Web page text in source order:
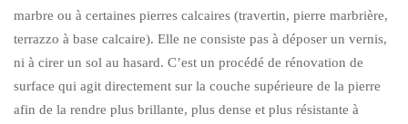
marbre ou à certaines pierres calcaires (travertin, pierre marbrière,
terrazzo à base calcaire). Elle ne consiste pas à déposer un vernis,
ni à cirer un sol au hasard. C’est un procédé de rénovation de
surface qui agit directement sur la couche supérieure de la pierre
afin de la rendre plus brillante, plus dense et plus résistante à